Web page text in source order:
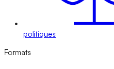
politiques
Formats